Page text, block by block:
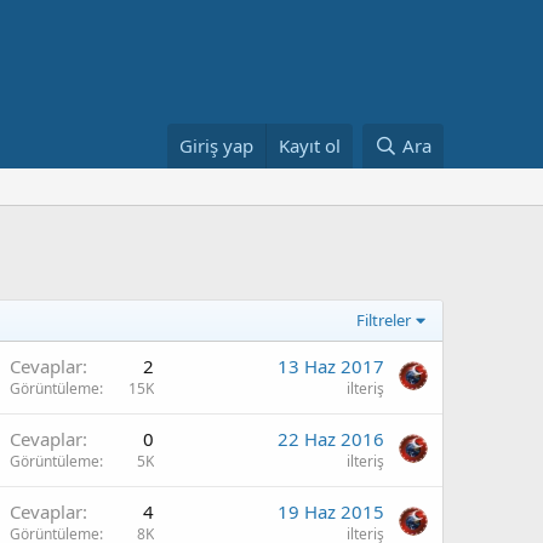
Giriş yap Kayıt ol Ara
Filtreler
Cevaplar 2
Görüntüleme 15K
13 Haz 2017
ilteriş
Cevaplar 0
Görüntüleme 5K
22 Haz 2016
ilteriş
Cevaplar 4
Görüntüleme 8K
19 Haz 2015
ilteriş